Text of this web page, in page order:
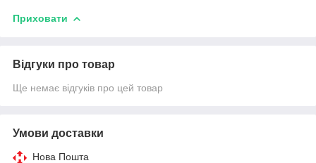
Приховати
Відгуки про товар
Ще немає відгуків про цей товар
Умови доставки
Нова Пошта